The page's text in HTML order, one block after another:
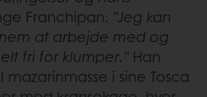
Franchipan. "Jeg kan
at arbejde med og
fri for klumper." Han
i sine Tosca